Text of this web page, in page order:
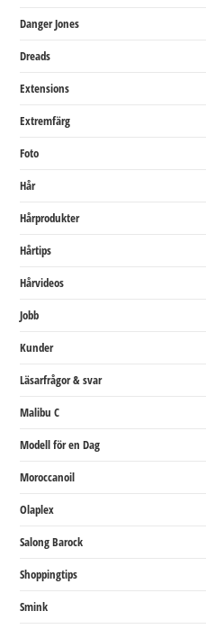
Danger Jones
Dreads
Extensions
Extremfärg
Foto
Hår
Hårprodukter
Hårtips
Hårvideos
Jobb
Kunder
Läsarfrågor & svar
Malibu C
Modell för en Dag
Moroccanoil
Olaplex
Salong Barock
Shoppingtips
Smink